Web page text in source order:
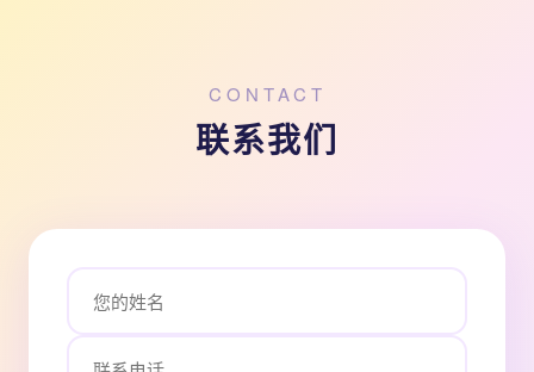
CONTACT
联系我们